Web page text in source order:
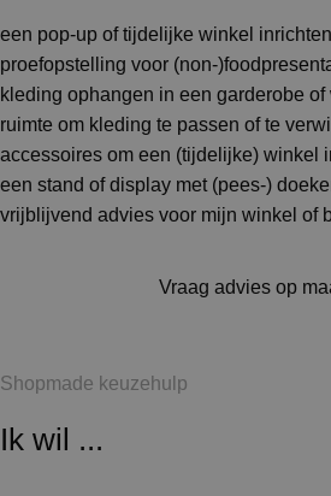
een pop-up of tijdelijke winkel inrichten
proefopstelling voor (non-
kleding ophangen in een garderobe of
ruimte om kleding te passen of te
accessoires om een (tijdelijke) winkel
een stand of display met (pees-)
vrijblijvend advies voor mijn winkel of
Vraag advies op
Shopmade keuzehulp
Ik wil ...